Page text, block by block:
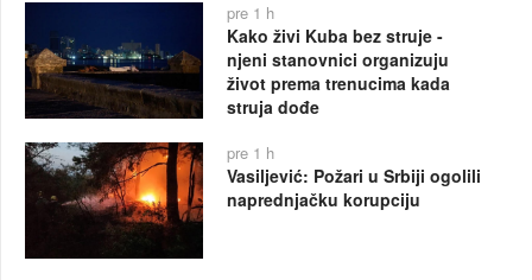
pre 1 h
Kako živi Kuba bez struje -
njeni stanovnici organizuju
život prema trenucima kada
struja dođe
pre 1 h
Vasiljević: Požari u Srbiji ogolili
naprednjačku korupciju